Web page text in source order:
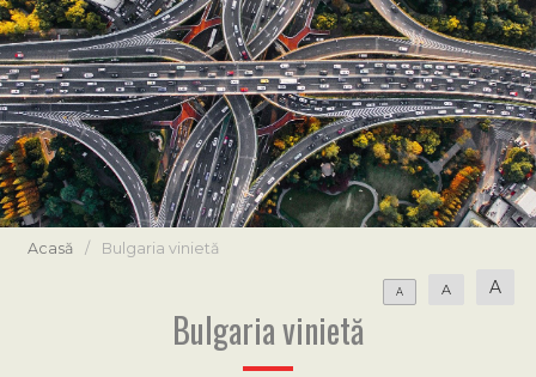
Acasă / Bulgaria vinietă
A A A
Bulgaria vinietă